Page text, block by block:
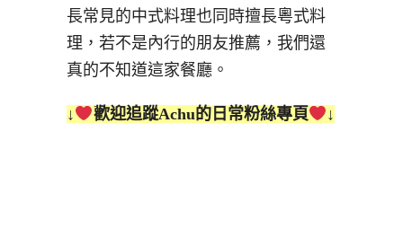
長常見的中式料理也同時擅長粵式料
理，若不是內行的朋友推薦，我們還
真的不知道這家餐廳。
↓ 歡迎追蹤Achu的日常粉絲專頁 ↓